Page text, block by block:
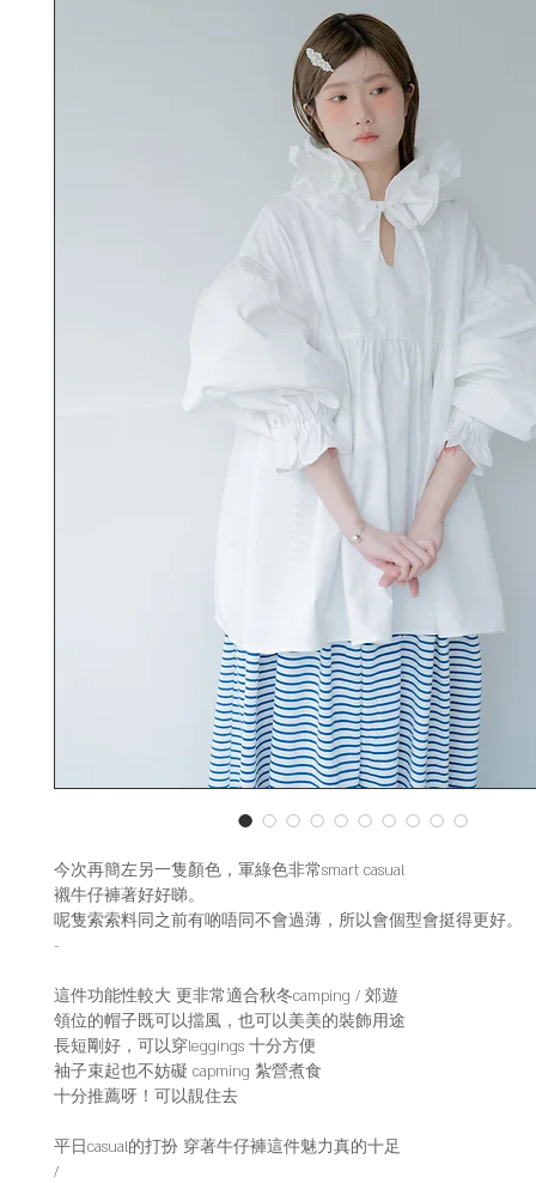
今次再簡左另一隻顏色，軍綠色非常smart casual
襯牛仔褲著好好睇。
呢隻索索料同之前有啲唔同不會過薄，所以會個型會挺得更好。
-
這件功能性較大 更非常適合秋冬camping / 郊遊
領位的帽子既可以擋風，也可以美美的裝飾用途
長短剛好，可以穿leggings 十分方便
袖子束起也不妨礙 capming 紮營煮食
十分推薦呀！可以靚住去
平日casual的打扮 穿著牛仔褲這件魅力真的十足
/